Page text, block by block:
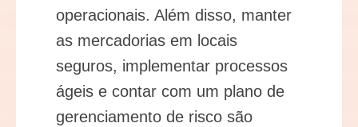
operacionais. Além disso, manter
as mercadorias em locais
seguros, implementar processos
ágeis e contar com um plano de
gerenciamento de risco são